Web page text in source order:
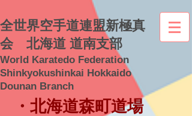
全世界空手道連盟新極真
会 北海道 道南支部
World Karatedo Federation
Shinkyokushinkai Hokkaido
Dounan Branch
・北海道森町道場